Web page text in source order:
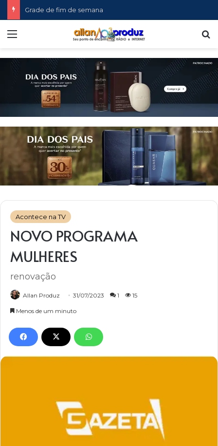
Grade de fim de semana
Menu
Acontece na TV
NOVO PROGRAMA
MULHERES
renovação
Allan Produz 31/07/2023 1 15
Menos de um minuto